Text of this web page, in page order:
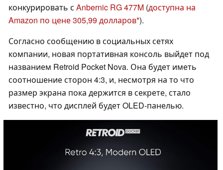
конкурировать с Anbernic RG 477M (доступна на
Amazon по цене 305,99 долларов ).
Согласно сообщению в социальных сетях
компании, новая портативная консоль выйдет под
названием Retroid Pocket Nova. Она будет иметь
соотношение сторон 4:3, и, несмотря на то что
размер экрана пока держится в секрете, стало
известно, что дисплей будет OLED-панелью.